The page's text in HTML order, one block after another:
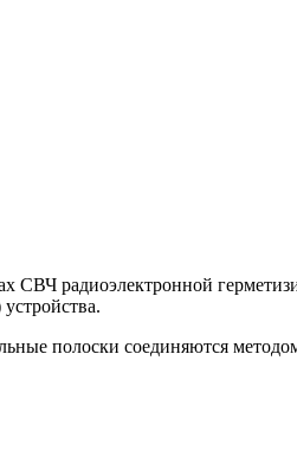
СВЧ радиоэлектронной
полоски соединяются